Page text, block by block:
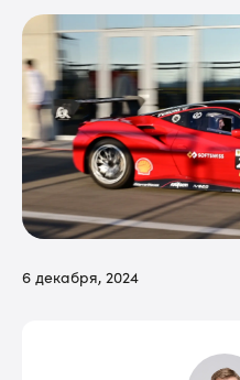
6 декабря, 2024